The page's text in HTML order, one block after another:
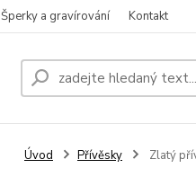
Šperky a gravírování Kontakt
Úvod Přívěsky Zlatý